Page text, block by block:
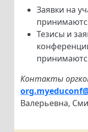
Заявки на
Тезисы и
Контакты
Валерьевна,